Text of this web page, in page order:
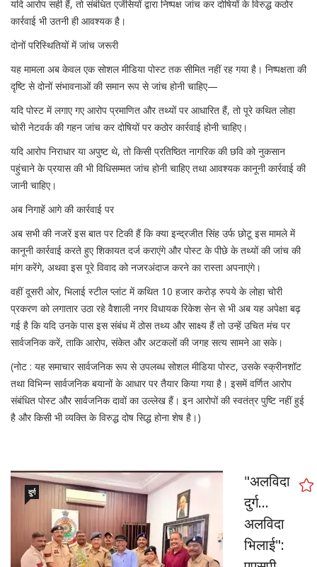
यदि आरोप सही हैं, तो संबंधित एजेंसियों द्वारा निष्पक्ष जांच कर दोषियों के विरुद्ध कठोर
कार्रवाई भी उतनी ही आवश्यक है।
दोनों परिस्थितियों में जांच जरूरी
यह मामला अब केवल एक सोशल मीडिया पोस्ट तक सीमित नहीं रह गया है। निष्पक्षता की
दृष्टि से दोनों संभावनाओं की समान रूप से जांच होनी चाहिए—
यदि पोस्ट में लगाए गए आरोप प्रमाणित और तथ्यों पर आधारित हैं, तो पूरे कथित लोहा
चोरी नेटवर्क की गहन जांच कर दोषियों पर कठोर कार्रवाई होनी चाहिए।
यदि आरोप निराधार या अपुष्ट थे, तो किसी प्रतिष्ठित नागरिक की छवि को नुकसान
पहुंचाने के प्रयास की भी विधिसम्मत जांच होनी चाहिए तथा आवश्यक कानूनी कार्रवाई की
जानी चाहिए।
अब निगाहें आगे की कार्रवाई पर
अब सभी की नजरें इस बात पर टिकी हैं कि क्या इन्द्रजीत सिंह उर्फ छोटू इस मामले में
कानूनी कार्रवाई करते हुए शिकायत दर्ज कराएंगे और पोस्ट के पीछे के तथ्यों की जांच की
मांग करेंगे, अथवा इस पूरे विवाद को नजरअंदाज करने का रास्ता अपनाएंगे।
वहीं दूसरी ओर, भिलाई स्टील प्लांट में कथित 10 हजार करोड़ रुपये के लोहा चोरी
प्रकरण को लगातार उठा रहे वैशाली नगर विधायक रिकेश सेन से भी अब यह अपेक्षा बढ़
गई है कि यदि उनके पास इस संबंध में ठोस तथ्य और साक्ष्य हैं तो उन्हें उचित मंच पर
सार्वजनिक करें, ताकि आरोप, संकेत और अटकलों की जगह सत्य सामने आ सके।
(नोट : यह समाचार सार्वजनिक रूप से उपलब्ध सोशल मीडिया पोस्ट, उसके स्क्रीनशॉट
तथा विभिन्न सार्वजनिक बयानों के आधार पर तैयार किया गया है। इसमें वर्णित आरोप
संबंधित पोस्ट और सार्वजनिक दावों का उल्लेख हैं। इन आरोपों की स्वतंत्र पुष्टि नहीं हुई
है और किसी भी व्यक्ति के विरुद्ध दोष सिद्ध होना शेष है।)
दुर्ग
"अलविदा
दुर्ग...
अलविदा
भिलाई":